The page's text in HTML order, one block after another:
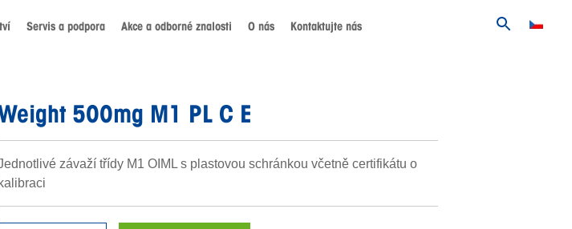
Servis a podpora Akce a odborné znalosti O nás Kontaktujte nás
500mg M1 PL C E
závaží třídy M1 OIML s plastovou schránkou včetně certifikátu o
kalibraci